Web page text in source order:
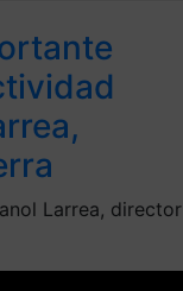
Larrea, director